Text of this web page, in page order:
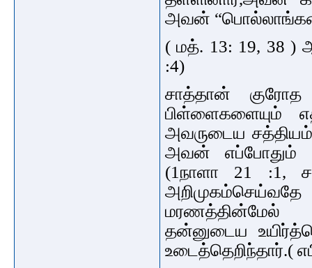
அவன்
( மத். 13: 19, 38 )
:4)
சாத்தான்
பிள்ளைகளையும்
அவருடைய
அவன் எப்போதும்
(1நாளா 21 :1,
மரணத்தின்மேல்
தன்னுடைய
உடைத்தெறிந்தார்.(